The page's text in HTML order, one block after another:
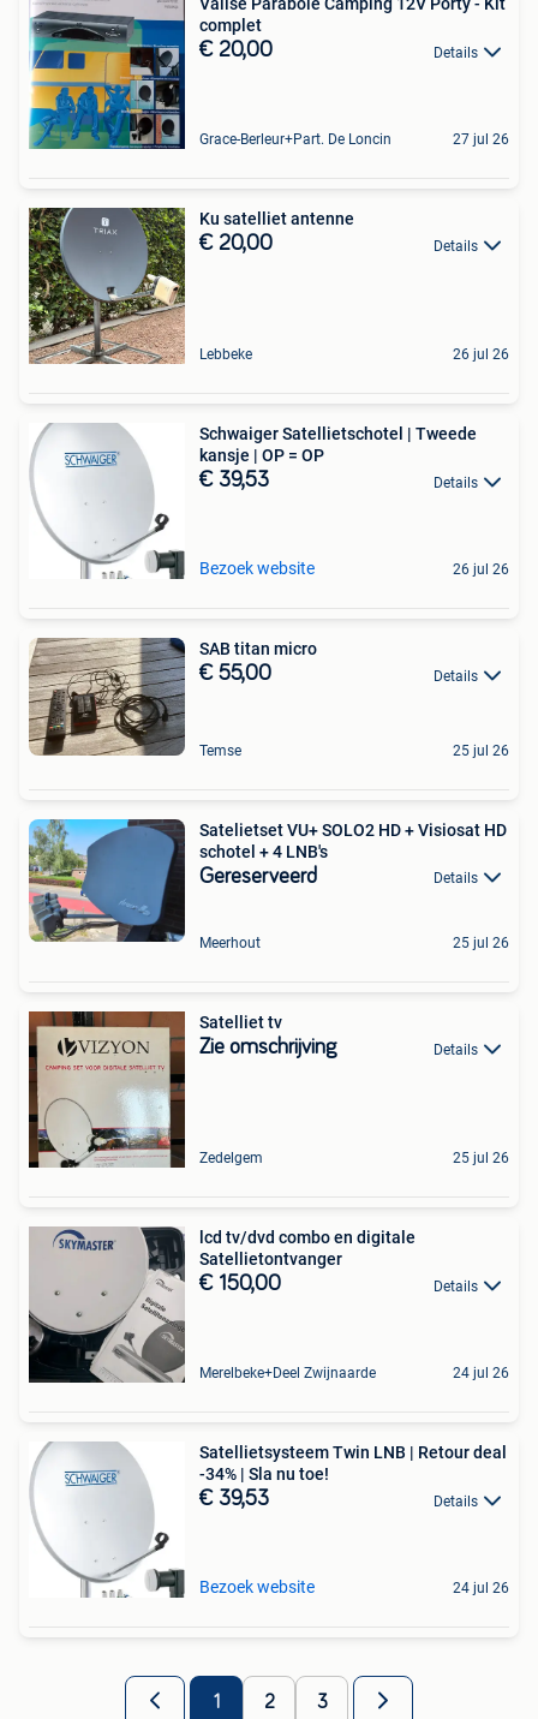
Valise Parabole Camping 12V Porty - Kit
complet
€ 20,00 Details
Grace-Berleur+Part. De Loncin 27 jul 26
Ku satelliet antenne
€ 20,00 Details
Lebbeke 26 jul 26
Schwaiger Satellietschotel | Tweede
kansje | OP = OP
€ 39,53 Details
Bezoek website 26 jul 26
SAB titan micro
€ 55,00 Details
Temse 25 jul 26
Satelietset VU+ SOLO2 HD + Visiosat HD
schotel + 4 LNB's
Gereserveerd Details
Meerhout 25 jul 26
Satelliet tv
Zie omschrijving Details
Zedelgem 25 jul 26
lcd tv/dvd combo en digitale
Satellietontvanger
€ 150,00 Details
Merelbeke+Deel Zwijnaarde 24 jul 26
Satellietsysteem Twin LNB | Retour deal
-34% | Sla nu toe!
€ 39,53 Details
Bezoek website 24 jul 26
1 2 3